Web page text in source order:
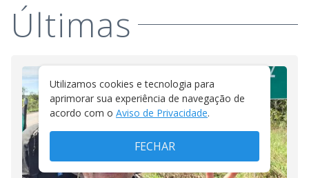
Últimas
Utilizamos cookies e tecnologia para
aprimorar sua experiência de navegação de
acordo com o Aviso de Privacidade.
FECHAR